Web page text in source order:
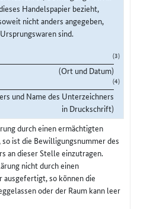
Handelspapier bezieht,
nicht anders angegeben,
Ursprungswaren sind.
(3)
(Ort und Datum)
(4)
und Name des Unterzeichners
in Druckschrift)
durch einen ermächtigten
ist die Bewilligungsnummer des
an dieser Stelle einzutragen.
nicht durch einen
so können die
oder der Raum kann leer